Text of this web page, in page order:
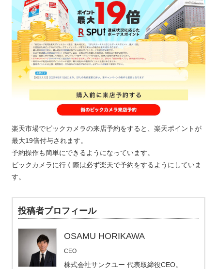
楽天市場でビックカメラの来店予約をすると、楽天ポイントが
最大19倍付与されます。
予約操作も簡単にできるようになっています。
ビックカメラに行く際は必ず楽天で予約をするようにしていま
す。
投稿者プロフィール
OSAMU HORIKAWA
CEO
株式会社サンクユー 代表取締役CEO。